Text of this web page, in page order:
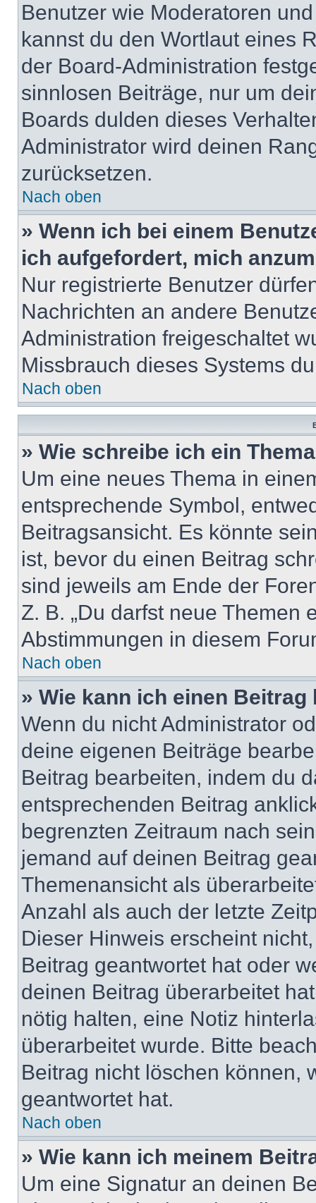
Benutzer wie Moderatoren
kannst du den Wortlaut eines
der Board-Administration
sinnlosen Beiträge, nur um
Boards dulden dieses
Administrator wird deinen
zurücksetzen.
Nach oben
» Wenn ich bei einem
ich aufgefordert, mich
Nur registrierte Benutzer
Nachrichten an andere
Administration freigeschaltet
Missbrauch dieses Systems
Nach oben
» Wie schreibe ich ein
Um eine neues Thema in
entsprechende Symbol,
Beitragsansicht. Es könnte
ist, bevor du einen Beitrag
sind jeweils am Ende der
Z. B. „Du darfst neue Themen
Abstimmungen in diesem
Nach oben
» Wie kann ich einen
Wenn du nicht Administrator
deine eigenen Beiträge
Beitrag bearbeiten, indem du
entsprechenden Beitrag
begrenzten Zeitraum nach
jemand auf deinen Beitrag
Themenansicht als
Anzahl als auch der letzte
Dieser Hinweis erscheint
Beitrag geantwortet hat oder
deinen Beitrag überarbeitet
nötig halten, eine Notiz
überarbeitet wurde. Bitte
Beitrag nicht löschen können,
geantwortet hat.
Nach oben
» Wie kann ich meinem
Um eine Signatur an deinen